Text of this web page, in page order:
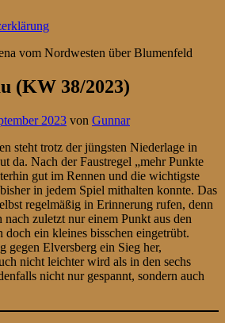
(KW 38/2023)
2023 von Gunnar
steht trotz der jüngsten Niederlage in
da. Nach der Faustregel „mehr Punkte
gut im Rennen und die wichtigste
in jedem Spiel mithalten konnte. Das
regelmäßig in Erinnerung rufen, denn
zuletzt nur einem Punkt aus den
doch ein kleines bisschen eingetrübt.
gegen Elversberg ein Sieg her,
nicht leichter wird als in den sechs
nicht nur gespannt, sondern auch